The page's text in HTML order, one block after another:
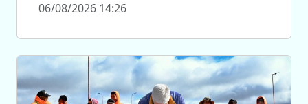
06/08/2026 14:26